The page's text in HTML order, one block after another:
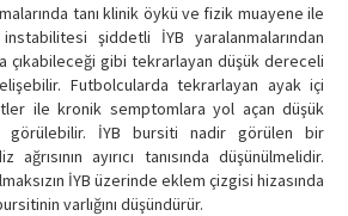
tanı klinik öykü ve fizik muayene ile
şiddetli İYB yaralanmalarından
çıkabileceği gibi tekrarlayan düşük dereceli
Futbolcularda tekrarlayan ayak içi
ile kronik semptomlara yol açan düşük
görülebilir. İYB bursiti nadir görülen bir
ayırıcı tanısında düşünülmelidir.
İYB üzerinde eklem çizgisi hizasında
varlığını düşündürür.